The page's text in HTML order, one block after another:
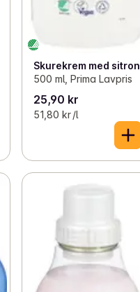
Skurekrem med sitron
500 ml, Prima Lavpris
25,90 kr
51,80 kr /l